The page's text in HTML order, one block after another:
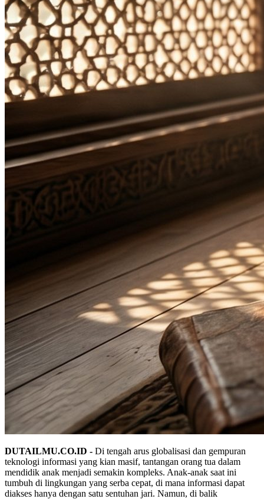
DUTAILMU.CO.ID - Di tengah arus globalisasi dan gempuran
teknologi informasi yang kian masif, tantangan orang tua dalam
mendidik anak menjadi semakin kompleks. Anak-anak saat ini
tumbuh di lingkungan yang serba cepat, di mana informasi dapat
diakses hanya dengan satu sentuhan jari. Namun, di balik